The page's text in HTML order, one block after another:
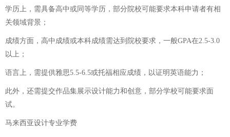
学历上，需具备高中或同等学历，部分院校可能要求本科申请者有相
关领域背景；
成绩方面，高中成绩或本科成绩需达到院校要求，一般GPA在2.5-3.0
以上；
语言上，需提供雅思5.5-6.5或托福相应成绩，以证明英语能力；
此外，还需提交作品集展示设计能力和创意，部分学校可能要求面
试。
马来西亚设计专业学费